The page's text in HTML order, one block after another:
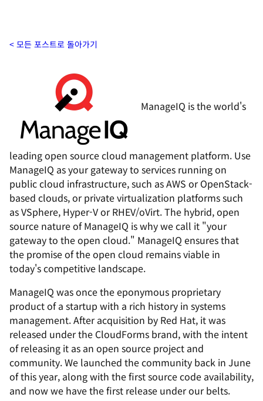
모든 포스트로 돌아가기
ManageIQ is the world's
leading open source cloud management platform. Use
ManageIQ as your gateway to services running on
public cloud infrastructure, such as AWS or OpenStack-
based clouds, or private virtualization platforms such
as VSphere, Hyper-V or RHEV/oVirt. The hybrid, open
source nature of ManageIQ is why we call it "your
gateway to the open cloud." ManageIQ ensures that
the promise of the open cloud remains viable in
today's competitive landscape.
ManageIQ was once the eponymous proprietary
product of a startup with a rich history in systems
management. After acquisition by Red Hat, it was
released under the CloudForms brand, with the intent
of releasing it as an open source project and
community. We launched the community back in June
of this year, along with the first source code availability,
and now we have the first release under our belts.